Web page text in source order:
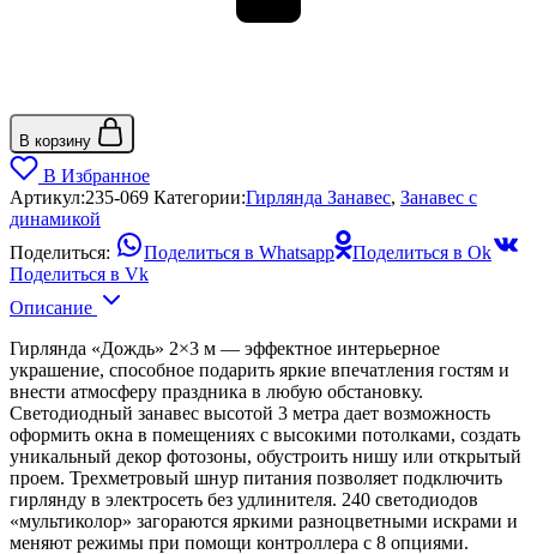
В корзину
В Избранное
Артикул:235-069 Категории:Гирлянда Занавес, Занавес с
динамикой
Поделиться:
Поделиться в Whatsapp
Поделиться в Ok
Поделиться в Vk
Описание
Гирлянда «Дождь» 2×3 м — эффектное интерьерное
украшение, способное подарить яркие впечатления гостям и
внести атмосферу праздника в любую обстановку.
Светодиодный занавес высотой 3 метра дает возможность
оформить окна в помещениях с высокими потолками, создать
уникальный декор фотозоны, обустроить нишу или открытый
проем. Трехметровый шнур питания позволяет подключить
гирлянду в электросеть без удлинителя. 240 светодиодов
«мультиколор» загораются яркими разноцветными искрами и
меняют режимы при помощи контроллера с 8 опциями.